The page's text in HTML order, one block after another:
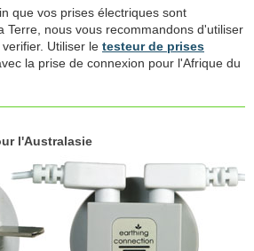
que vos prises électriques sont
Terre, nous vous recommandons d'utiliser
Utiliser le testeur de prises
la prise de connexion pour l'Afrique du
l'Australasie